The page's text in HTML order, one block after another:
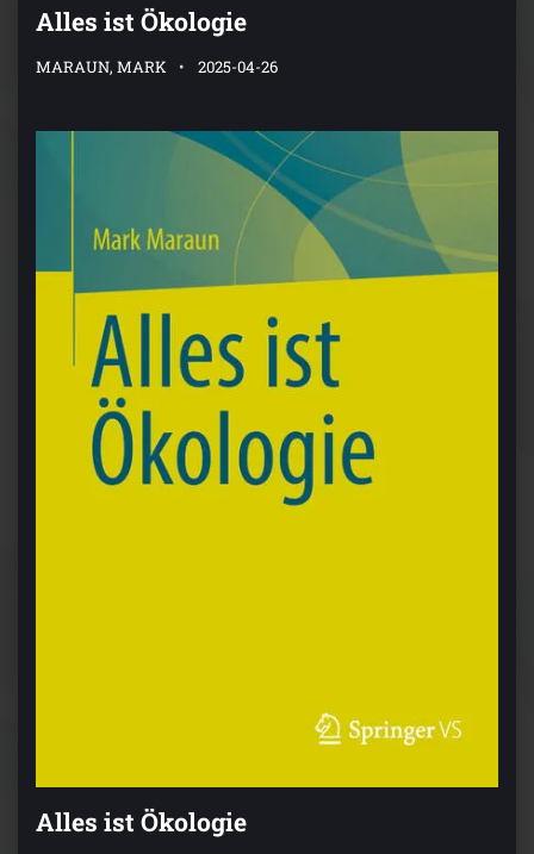
Alles ist Ökologie
MARAUN, MARK 2025-04-26
Alles ist Ökologie